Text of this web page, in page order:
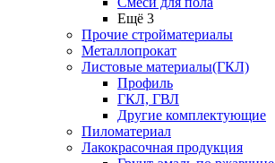
Ещё 3
Прочие стройматериалы
Металлопрокат
Листовые материалы(ГКЛ)
Профиль
ГКЛ, ГВЛ
Другие комплектующие
Пиломатериал
Лакокрасочная продукция